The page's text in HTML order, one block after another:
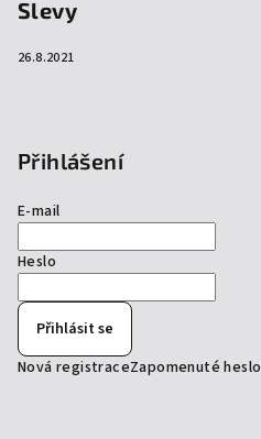
Slevy
26.8.2021
Přihlášení
E-mail
Heslo
Přihlásit se
Nová registraceZapomenuté heslo